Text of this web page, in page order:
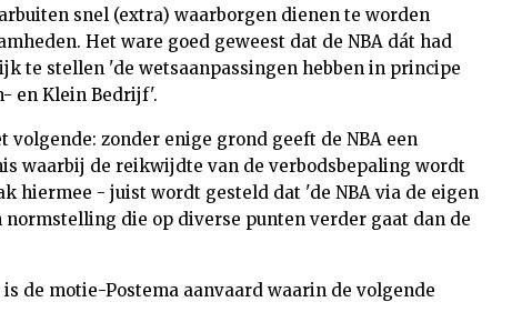
snel (extra) waarborgen dienen te worden
Het ware goed geweest dat de NBA dát had
te stellen 'de wetsaanpassingen hebben in principe
en Klein Bedrijf'.
zonder enige grond geeft de NBA een
waarbij de reikwijdte van de verbodsbepaling wordt
hiermee - juist wordt gesteld dat 'de NBA via de eigen
die op diverse punten verder gaat dan de
de motie-Postema aanvaard waarin de volgende